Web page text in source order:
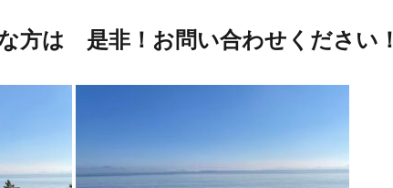
方は 是非！お問い合わせください！